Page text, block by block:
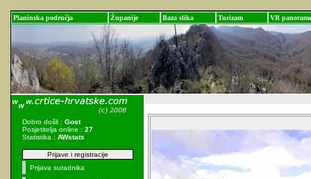
Planinska područja Županije Baza slika Turizam VR panorame
Dobro došli : Gost
Posjetitelja online : 27
Statistika : AWstats
Prijave i registracije
Prijava suradnika